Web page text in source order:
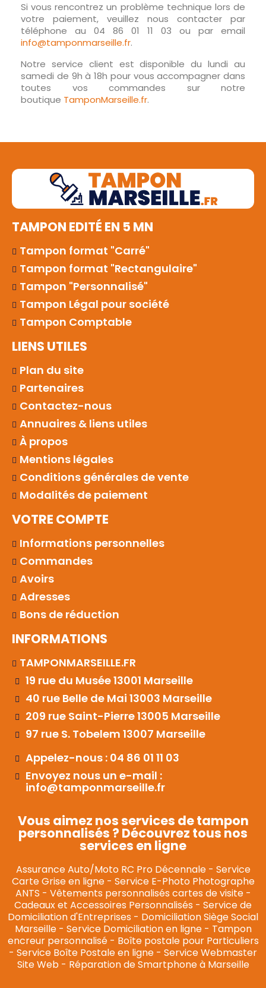
Si vous rencontrez un problème technique lors de
votre paiement, veuillez nous contacter par
téléphone au 04 86 01 11 03 ou par email
info@tamponmarseille.fr.
Notre service client est disponible du lundi au
samedi de 9h à 18h pour vous accompagner dans
toutes vos commandes sur notre
boutique TamponMarseille.fr.
TAMPON EDITÉ EN 5 MN
Tampon format "Carré"
Tampon format "Rectangulaire"
Tampon "Personnalisé"
Tampon Légal pour société
Tampon Comptable
LIENS UTILES
Plan du site
Partenaires
Contactez-nous
Annuaires & liens utiles
À propos
Mentions légales
Conditions générales de vente
Modalités de paiement
VOTRE COMPTE
Informations personnelles
Commandes
Avoirs
Adresses
Bons de réduction
INFORMATIONS
TAMPONMARSEILLE.FR
19 rue du Musée 13001 Marseille
40 rue Belle de Mai 13003 Marseille
209 rue Saint-Pierre 13005 Marseille
97 rue S. Tobelem 13007 Marseille
Appelez-nous : 04 86 01 11 03
Envoyez nous un e-mail :
info@tamponmarseille.fr
Vous aimez nos services de tampon
personnalisés ? Découvrez tous nos
services en ligne
Assurance Auto/Moto RC Pro Décennale- Service
Carte Grise en ligne- Service E-Photo Photographe
ANTS - Vêtements personnalisés cartes de visite-
Cadeaux et Accessoires Personnalisés - Service de
Domiciliation d'Entreprises - Domiciliation Siège Social
Marseille- Service Domiciliation en ligne- Tampon
encreur personnalisé- Boîte postale pour Particuliers
- Service Boîte Postale en ligne - Service Webmaster
Site Web- Réparation de Smartphone à Marseille